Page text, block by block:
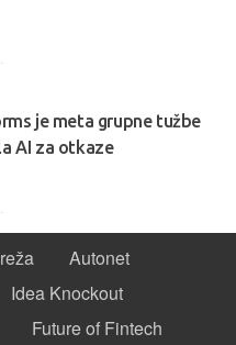
je meta grupne tužbe
AI za otkaze
Autonet
Idea Knockout
Future of Fintech